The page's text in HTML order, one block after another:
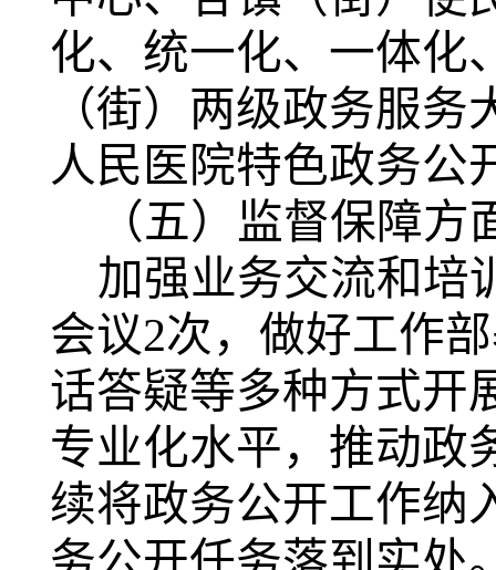
化、统一化、一体化
（街）两级政务服
人民医院特色政务公
（五）监督保障方
加强业务交流和培
会议2次，做好工作
话答疑等多种方式开
专业化水平，推动政
续将政务公开工作纳